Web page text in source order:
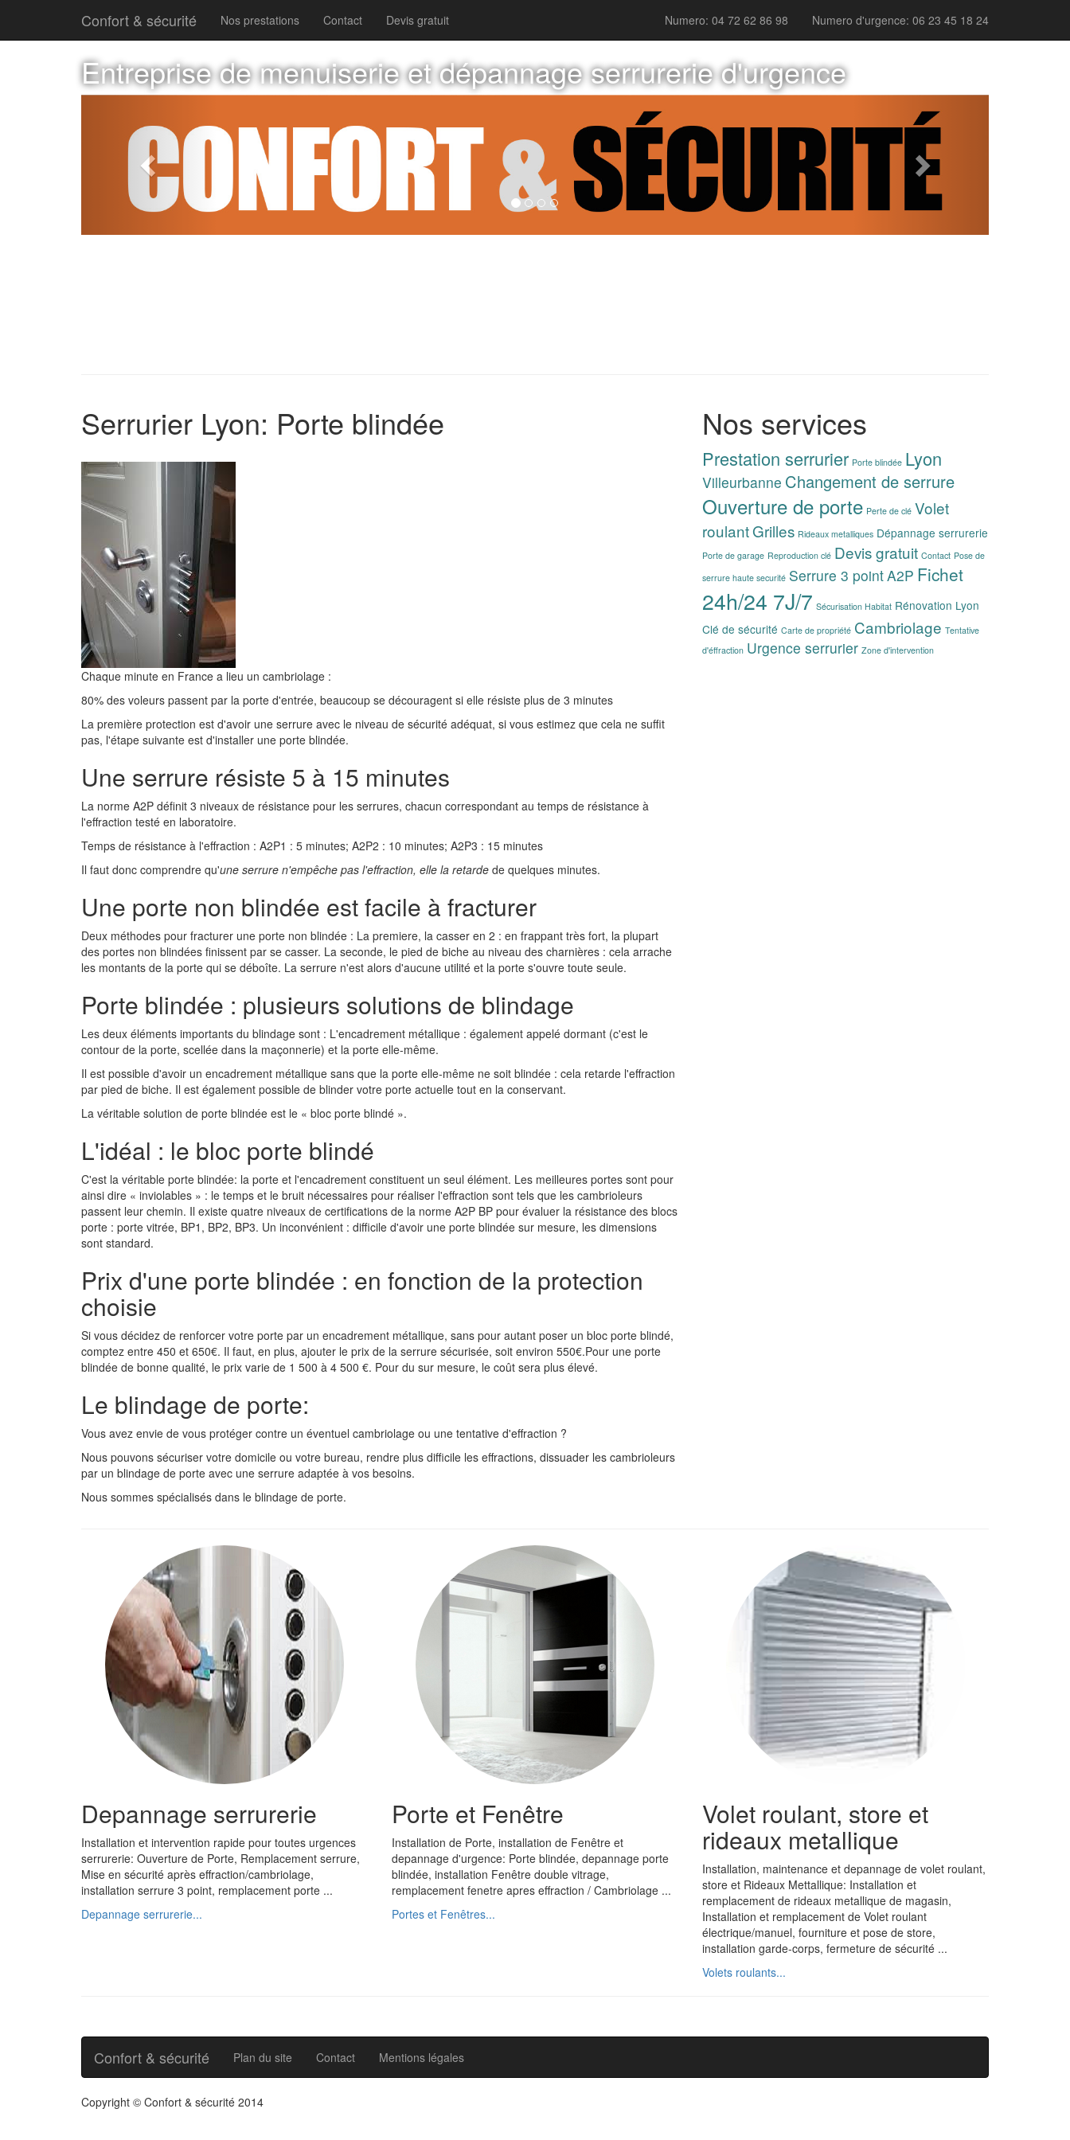
Confort & sécurité Nos prestations Contact Devis gratuit Numero: 04 72 62 86 98 Numero d'urgence: 06 23 45 18 24
Entreprise de menuiserie et dépannage serrurerie d'urgence
Next
Serrurier Lyon: Porte blindée
Chaque minute en France a lieu un cambriolage :
80% des voleurs passent par la porte d'entrée, beaucoup se découragent si elle résiste plus de 3 minutes
La première protection est d'avoir une serrure avec le niveau de sécurité adéquat, si vous estimez que cela ne suffit
pas, l'étape suivante est d'installer une porte blindée.
Une serrure résiste 5 à 15 minutes
La norme A2P définit 3 niveaux de résistance pour les serrures, chacun correspondant au temps de résistance à
l'effraction testé en laboratoire.
Temps de résistance à l'effraction : A2P1 : 5 minutes; A2P2 : 10 minutes; A2P3 : 15 minutes
Il faut donc comprendre qu'une serrure n'empêche pas l'effraction, elle la retarde de quelques minutes.
Une porte non blindée est facile à fracturer
Deux méthodes pour fracturer une porte non blindée : La premiere, la casser en 2 : en frappant très fort, la plupart
des portes non blindées finissent par se casser. La seconde, le pied de biche au niveau des charnières : cela arrache
les montants de la porte qui se déboîte. La serrure n'est alors d'aucune utilité et la porte s'ouvre toute seule.
Porte blindée : plusieurs solutions de blindage
Les deux éléments importants du blindage sont : L'encadrement métallique : également appelé dormant (c'est le
contour de la porte, scellée dans la maçonnerie) et la porte elle-même.
Il est possible d'avoir un encadrement métallique sans que la porte elle-même ne soit blindée : cela retarde l'effraction
par pied de biche. Il est également possible de blinder votre porte actuelle tout en la conservant.
La véritable solution de porte blindée est le « bloc porte blindé ».
L'idéal : le bloc porte blindé
C'est la véritable porte blindée: la porte et l'encadrement constituent un seul élément. Les meilleures portes sont pour
ainsi dire « inviolables » : le temps et le bruit nécessaires pour réaliser l'effraction sont tels que les cambrioleurs
passent leur chemin. Il existe quatre niveaux de certifications de la norme A2P BP pour évaluer la résistance des blocs
porte : porte vitrée, BP1, BP2, BP3. Un inconvénient : difficile d'avoir une porte blindée sur mesure, les dimensions
sont standard.
Prix d'une porte blindée : en fonction de la protection
choisie
Si vous décidez de renforcer votre porte par un encadrement métallique, sans pour autant poser un bloc porte blindé,
comptez entre 450 et 650€. Il faut, en plus, ajouter le prix de la serrure sécurisée, soit environ 550€.Pour une porte
blindée de bonne qualité, le prix varie de 1 500 à 4 500 €. Pour du sur mesure, le coût sera plus élevé.
Le blindage de porte:
Vous avez envie de vous protéger contre un éventuel cambriolage ou une tentative d'effraction ?
Nous pouvons sécuriser votre domicile ou votre bureau, rendre plus difficile les effractions, dissuader les cambrioleurs
par un blindage de porte avec une serrure adaptée à vos besoins.
Nous sommes spécialisés dans le blindage de porte.
Nos services
Prestation serrurier Porte blindée Lyon
Villeurbanne Changement de serrure
Ouverture de porte Perte de clé Volet
roulantGrilles Rideaux metalliques Dépannage serrurerie
Porte de garage Reproduction clé Devis gratuit Contact Pose de
serrure haute securité Serrure 3 pointA2P Fichet
24h/24 7J/7 Sécurisation Habitat Rénovation Lyon
Clé de sécurité Carte de propriété Cambriolage Tentative
d'éffraction Urgence serrurier Zone d'intervention
Depannage serrurerie
Installation et intervention rapide pour toutes urgences
serrurerie: Ouverture de Porte, Remplacement serrure,
Mise en sécurité après effraction/cambriolage,
installation serrure 3 point, remplacement porte ...
Depannage serrurerie...
Porte et Fenêtre
Installation de Porte, installation de Fenêtre et
depannage d'urgence: Porte blindée, depannage porte
blindée, installation Fenêtre double vitrage,
remplacement fenetre apres effraction / Cambriolage ...
Portes et Fenêtres...
Volet roulant, store et
rideaux metallique
Installation, maintenance et depannage de volet roulant,
store et Rideaux Mettallique: Installation et
remplacement de rideaux metallique de magasin,
Installation et remplacement de Volet roulant
électrique/manuel, fourniture et pose de store,
installation garde-corps, fermeture de sécurité ...
Volets roulants...
Confort & sécurité Plan du site Contact Mentions légales
Copyright © Confort & sécurité 2014